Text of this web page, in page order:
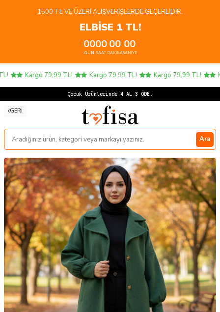
1500 TL VE ÜZERI ALIŞVERIŞLERDE GEÇERLIDIR.
ELBİSE 1 TL!
00
GÜN
00
SAAT
00
DAKIKA
00
SANIYE
Kargo 79,99 TL! Kargo 79,99 TL! Kargo 79,99 TL!
Çocuk Ürünlerinde 4 AL 3 ÖDE!
GERI
Ara